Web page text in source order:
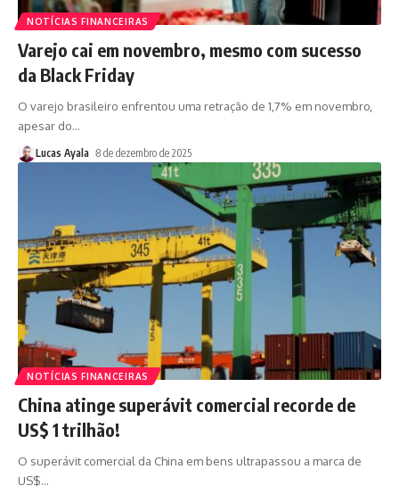
NOTÍCIAS FINANCEIRAS
Varejo cai em novembro, mesmo com sucesso
da Black Friday
O varejo brasileiro enfrentou uma retração de 1,7% em novembro,
apesar do…
Lucas Ayala 8 de dezembro de 2025
NOTÍCIAS FINANCEIRAS
China atinge superávit comercial recorde de
US$ 1 trilhão!
O superávit comercial da China em bens ultrapassou a marca de
US$…